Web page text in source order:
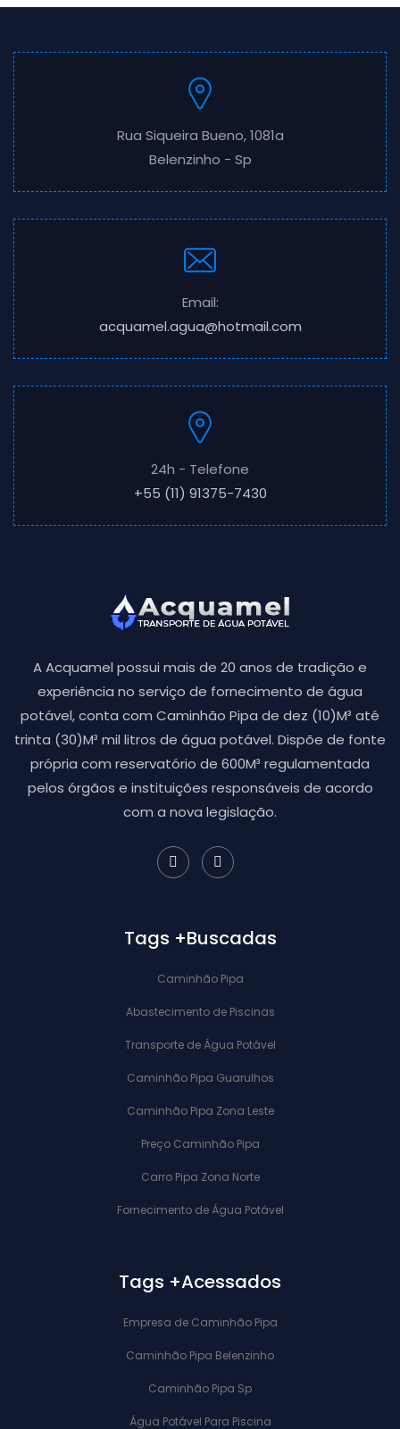
Rua Siqueira Bueno, 1081a
Belenzinho - Sp
Email:
acquamel.agua@hotmail.com
24h - Telefone
+55 (11) 91375-7430
A Acquamel possui mais de 20 anos de tradição e
experiência no serviço de fornecimento de água
potável, conta com Caminhão Pipa de dez (10)M³ até
trinta (30)M³ mil litros de água potável. Dispõe de fonte
própria com reservatório de 600M³ regulamentada
pelos órgãos e instituições responsáveis de acordo
com a nova legislação.
Tags +Buscadas
Caminhão Pipa
Abastecimento de Piscinas
Transporte de Água Potável
Caminhão Pipa Guarulhos
Caminhão Pipa Zona Leste
Preço Caminhão Pipa
Carro Pipa Zona Norte
Fornecimento de Água Potável
Tags +Acessados
Empresa de Caminhão Pipa
Caminhão Pipa Belenzinho
Caminhão Pipa Sp
Água Potável Para Piscina